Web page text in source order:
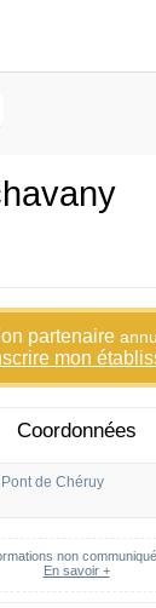
partenaire
mon
Coordonnées
de Chéruy
non
En savoir +